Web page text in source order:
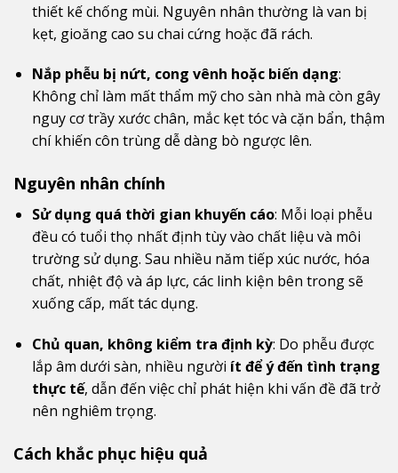
thiết kế chống mùi. Nguyên nhân thường là van bị
kẹt, gioăng cao su chai cứng hoặc đã rách.
Nắp phễu bị nứt, cong vênh hoặc biến dạng:
Không chỉ làm mất thẩm mỹ cho sàn nhà mà còn gây
nguy cơ trầy xước chân, mắc kẹt tóc và cặn bẩn, thậm
chí khiến côn trùng dễ dàng bò ngược lên.
Nguyên nhân chính
Sử dụng quá thời gian khuyến cáo: Mỗi loại phễu
đều có tuổi thọ nhất định tùy vào chất liệu và môi
trường sử dụng. Sau nhiều năm tiếp xúc nước, hóa
chất, nhiệt độ và áp lực, các linh kiện bên trong sẽ
xuống cấp, mất tác dụng.
Chủ quan, không kiểm tra định kỳ: Do phễu được
lắp âm dưới sàn, nhiều người ít để ý đến tình trạng
thực tế, dẫn đến việc chỉ phát hiện khi vấn đề đã trở
nên nghiêm trọng.
Cách khắc phục hiệu quả